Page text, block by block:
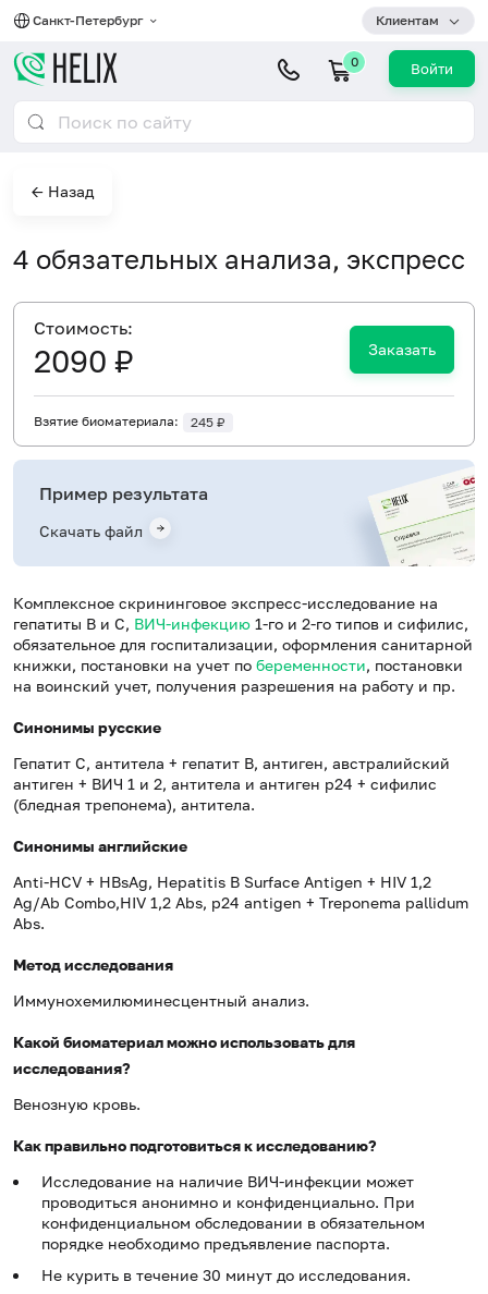
Санкт-Петербург Клиентам
0 Войти
← Назад
4 обязательных анализа, экспресс
Комплексное скрининговое экспресс-исследование на
гепатиты B и C, ВИЧ-инфекцию 1-го и 2-го типов и сифилис,
обязательное для госпитализации, оформления санитарной
книжки, постановки на учет по беременности, постановки
на воинский учет, получения разрешения на работу и пр.
Синонимы русские
Гепатит С, антитела + гепатит B, антиген, австралийский
антиген + ВИЧ 1 и 2, антитела и антиген p24 + сифилис
(бледная трепонема), антитела.
Синонимы английские
Anti-HCV + HBsAg, Hepatitis B Surface Antigen + HIV 1,2
Ag/Ab Combo,HIV 1,2 Abs, p24 antigen + Treponema pallidum
Abs.
Метод исследования
Иммунохемилюминесцентный анализ.
Какой биоматериал можно использовать для
исследования?
Венозную кровь.
Как правильно подготовиться к исследованию?
Исследование на наличие ВИЧ-инфекции может
проводиться анонимно и конфиденциально. При
конфиденциальном обследовании в обязательном
порядке необходимо предъявление паспорта.
Не курить в течение 30 минут до исследования.
Cтоимость:
2090 ₽ Заказать
Взятие биоматериала: 245 ₽
Пример результата
Скачать файл